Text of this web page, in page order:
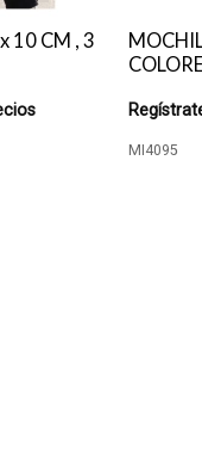
10 CM , 3
MI4095